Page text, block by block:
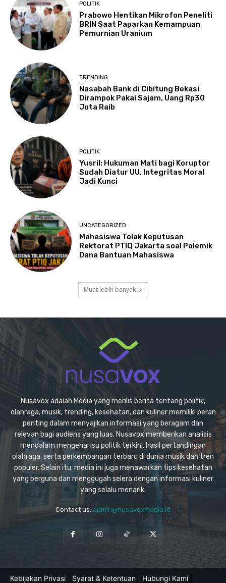
POLITIK
Prabowo Hentikan Mikrofon Peneliti
BRIN Saat Paparkan Kemampuan
Pemurnian Uranium
TRENDING
Nasabah Bank di Cibitung Bekasi
Dirampok Pakai Sajam, Uang Rp30
Juta Raib
POLITIK
Yusril: Hukuman Mati bagi Koruptor
Sudah Diatur UU, Integritas Moral
Jadi Kunci
UNCATEGORIZED
Mahasiswa Tolak Keputusan
Rektorat PTIQ Jakarta soal Polemik
Dana Bantuan Mahasiswa
Muat lebih banyak
Nusavox adalah Media yang merilis berita tentang politik,
olahraga, musik, trending, kesehatan, dan kuliner memiliki peran
penting dalam menyajikan informasi yang beragam dan
relevan bagi audiens yang luas. Nusavox memberikan analisis
mendalam mengenai isu politik terkini, hasil pertandingan
olahraga, serta perkembangan terbaru di dunia musik dan tren
populer. Selain itu, media ini juga menawarkan tips kesehatan
yang berguna dan menggugah selera dengan informasi kuliner
yang selalu menarik.
Contact us: admin@nusavoxmedia.id
Kebijakan Privasi Syarat & Ketentuan Hubungi Kami